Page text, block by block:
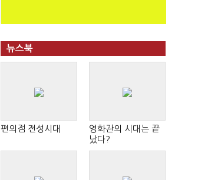
뉴스북
편의점 전성시대
영화관의 시대는 끝
났다?